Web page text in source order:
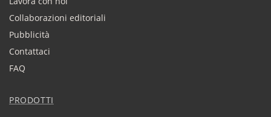
Collaborazioni editoriali
Pubblicità
Contattaci
FAQ
PRODOTTI